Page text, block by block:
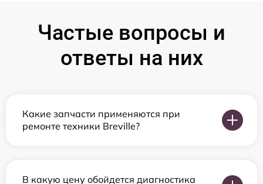
Частые вопросы и
ответы на них
Какие запчасти применяются при
ремонте техники Breville?
В какую цену обойдется диагностика